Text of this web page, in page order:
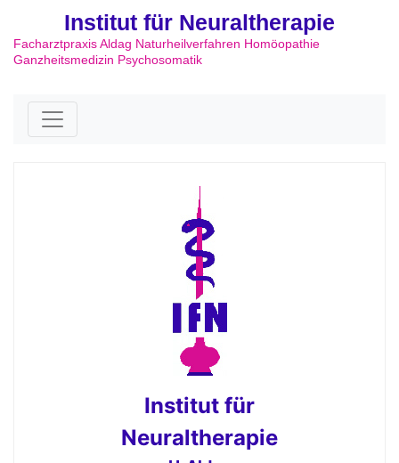
Institut für Neuraltherapie
Facharztpraxis Aldag Naturheilverfahren Homöopathie
Ganzheitsmedizin Psychosomatik
Institut für
Neuraltherapie